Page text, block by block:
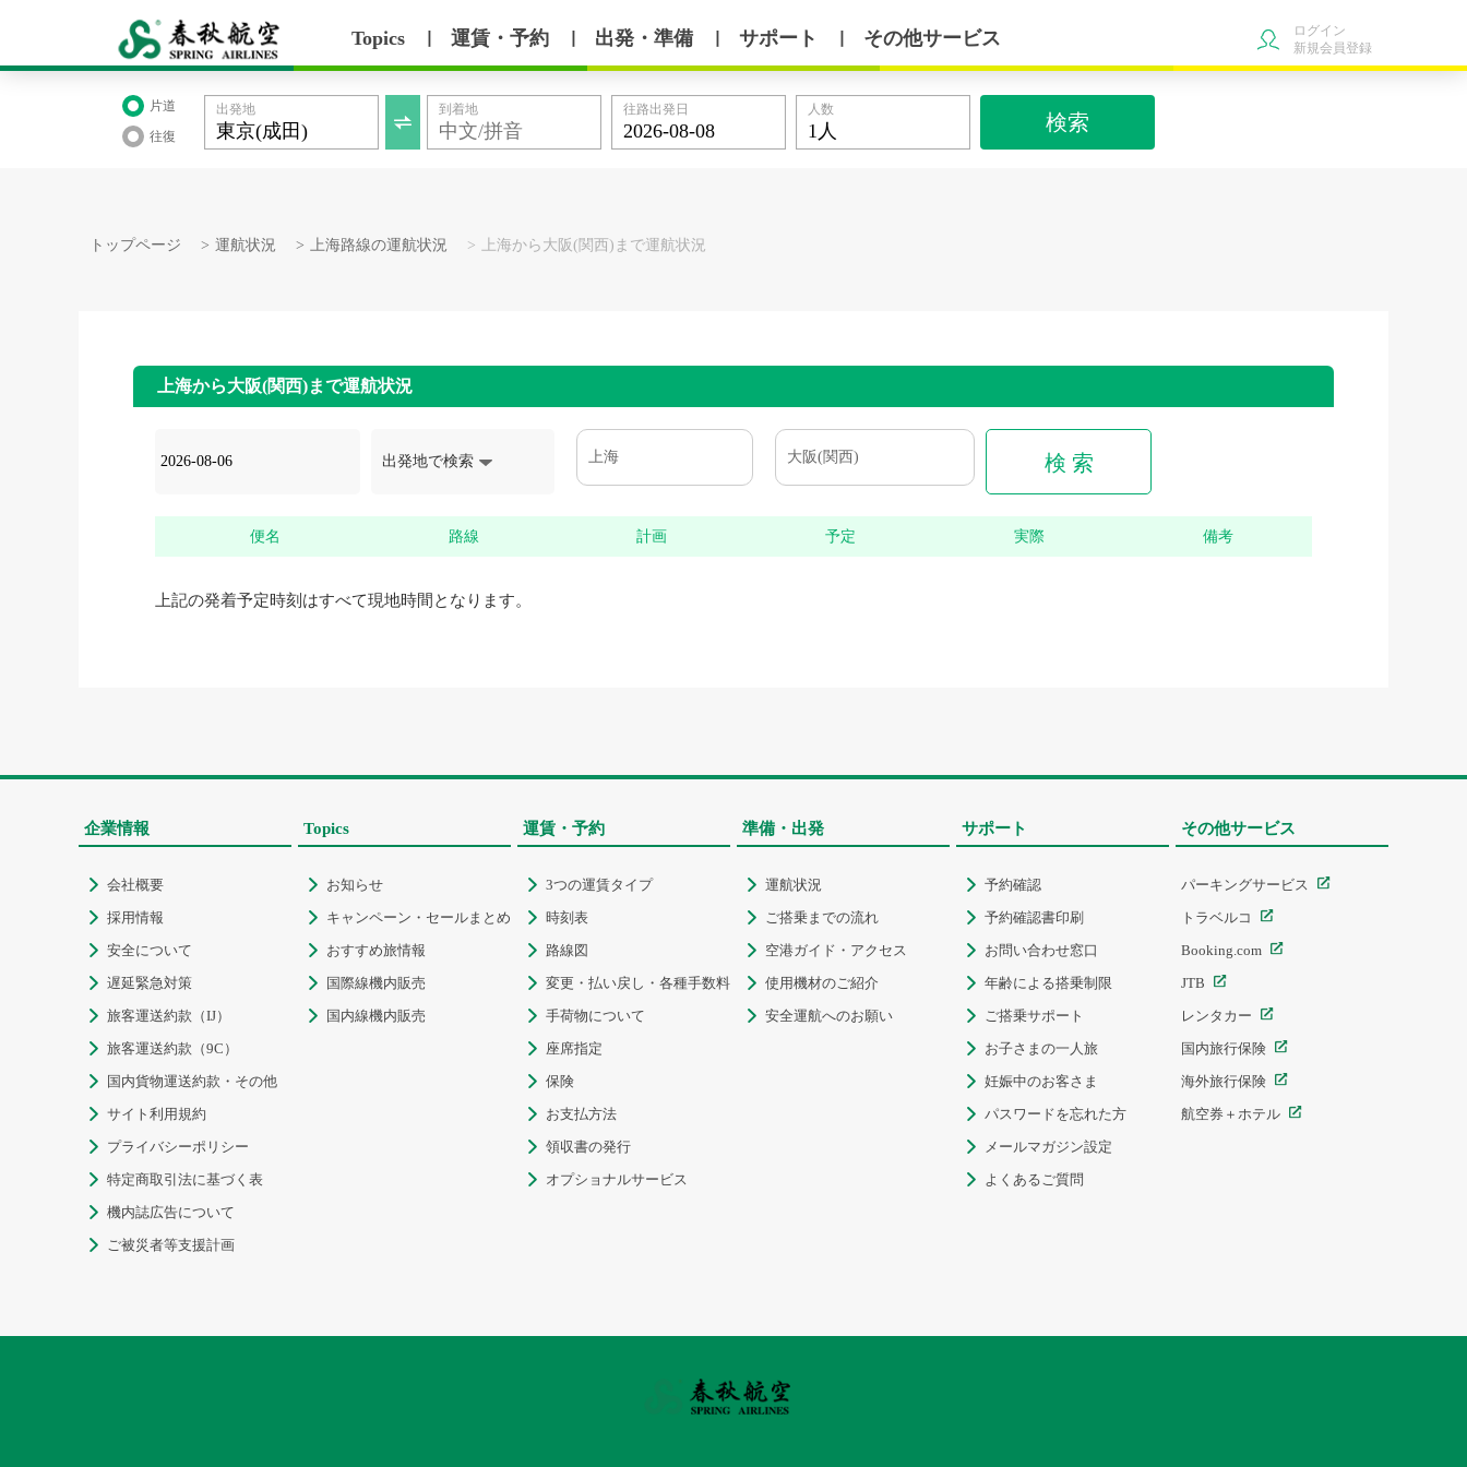
Topics 運賃・予約 出発・準備 サポート その他サービス
ログイン
新規会員登録
片道
往復

出発地 到着地 往路出発日 人数
検索
トップページ > 運航状況 > 上海路線の運航状況 > 上海から大阪(関西)まで運航状況
上海から大阪(関西)まで運航状況
出発地で検索 検 索
便名 路線 計画 予定 実際 備考
上記の発着予定時刻はすべて現地時間となります。
企業情報
 会社概要
 採用情報
 安全について
 遅延緊急対策
 旅客運送約款（IJ）
 旅客運送約款（9C）
 国内貨物運送約款・その他
 サイト利用規約
 プライバシーポリシー
 特定商取引法に基づく表
 機内誌広告について
 ご被災者等支援計画
Topics
 お知らせ
 キャンペーン・セールまとめ
 おすすめ旅情報
 国際線機内販売
 国内線機内販売
運賃・予約
 3つの運賃タイプ
 時刻表
 路線図
 変更・払い戻し・各種手数料
 手荷物について
 座席指定
 保険
 お支払方法
 領収書の発行
 オプショナルサービス
準備・出発
 運航状況
 ご搭乗までの流れ
 空港ガイド・アクセス
 使用機材のご紹介
 安全運航へのお願い
サポート
 予約確認
 予約確認書印刷
 お問い合わせ窓口
 年齢による搭乗制限
 ご搭乗サポート
 お子さまの一人旅
 妊娠中のお客さま
 パスワードを忘れた方
 メールマガジン設定
 よくあるご質問
その他サービス
パーキングサービス
トラベルコ
Booking.com
JTB
レンタカー
国内旅行保険
海外旅行保険
航空券＋ホテル